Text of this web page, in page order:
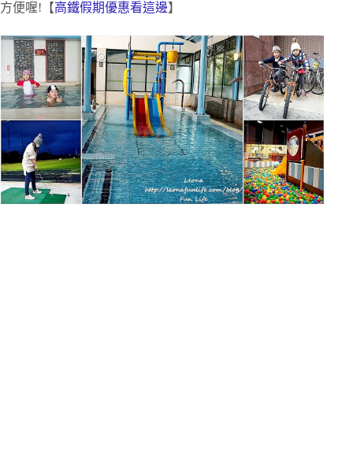
方便喔!【高鐵假期優惠看這邊】